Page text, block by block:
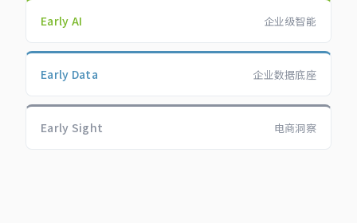
Early AI 企业级智能
Early Data 企业数据底座
Early Sight 电商洞察